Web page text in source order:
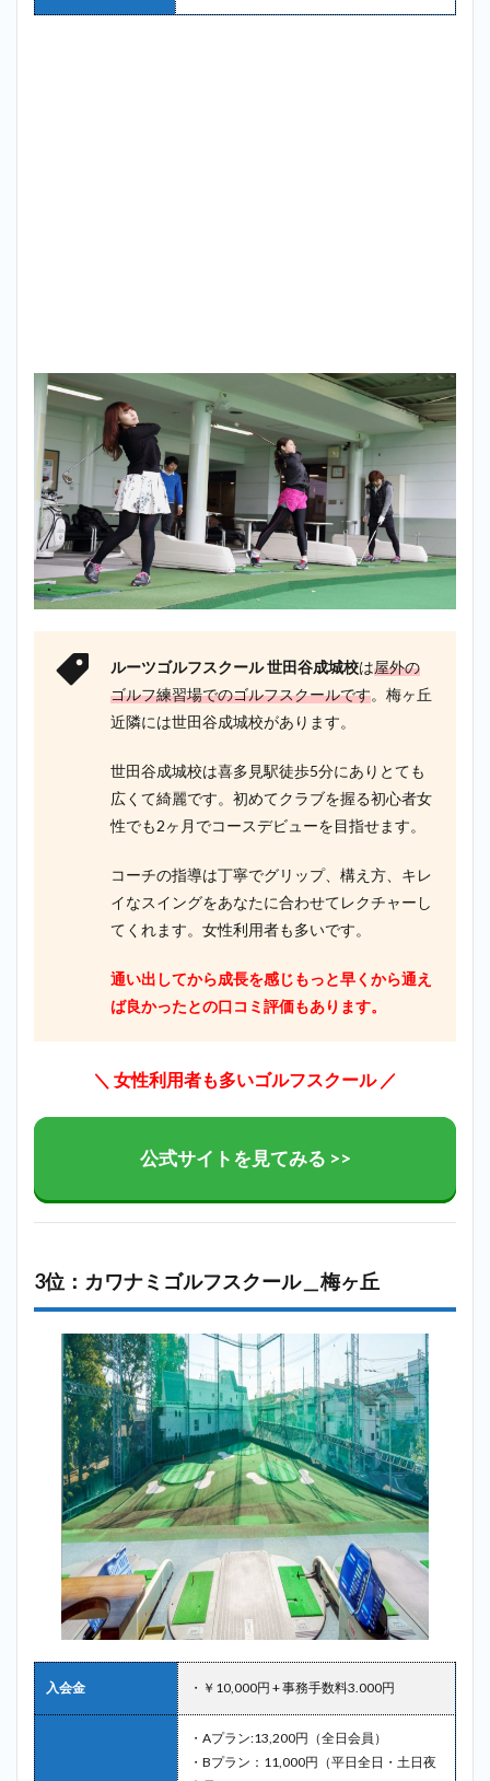
ルーツゴルフスクール 世田谷成城校は屋外の
ゴルフ練習場でのゴルフスクールです。梅ヶ丘
近隣には世田谷成城校があります。
世田谷成城校は喜多見駅徒歩5分にありとても
広くて綺麗です。初めてクラブを握る初心者女
性でも2ヶ月でコースデビューを目指せます。
コーチの指導は丁寧でグリップ、構え方、キレ
イなスイングをあなたに合わせてレクチャーし
てくれます。女性利用者も多いです。
通い出してから成長を感じもっと早くから通え
ば良かったとの口コミ評価もあります。
＼ 女性利用者も多いゴルフスクール／
公式サイトを見てみる >>
3位：カワナミゴルフスクール＿梅ヶ丘
入会金 ・￥10,000円 + 事務手数料3.000円
・Aプラン:13,200円（全日会員）
・Bプラン：11,000円（平日全日・土日夜